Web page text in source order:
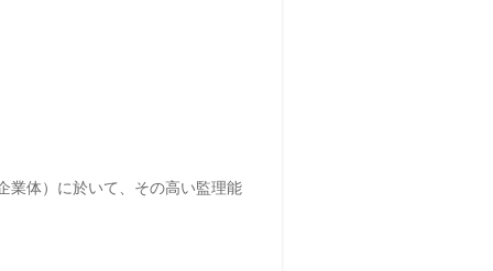
業体）に於いて、その高い監理能